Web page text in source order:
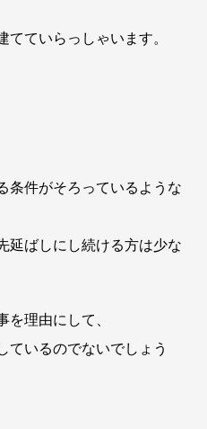
てていらっしゃいます。
条件がそろっているような
延ばしにし続ける方は少な
を理由にして、
ているのでないでしょう